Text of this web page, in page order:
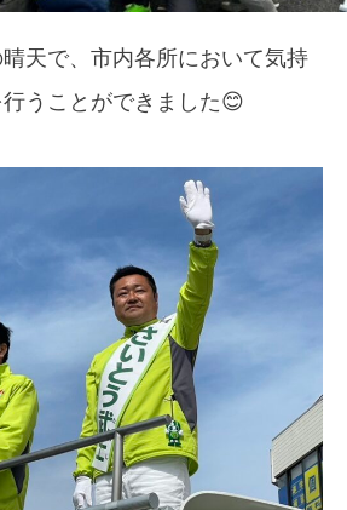
天で、市内各所において気持
うことができました😊